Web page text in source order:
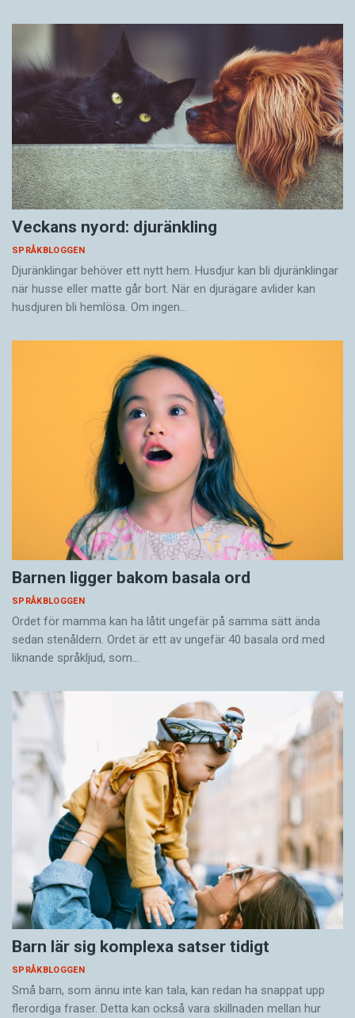
Veckans nyord: djuränkling
SPRÅKBLOGGEN
Djuränklingar behöver ett nytt hem. Husdjur kan bli djuränklingar
när husse eller matte går bort. När en djurägare avlider kan
husdjuren bli hemlösa. Om ingen…
Barnen ligger bakom basala ord
SPRÅKBLOGGEN
Ordet för mamma kan ha låtit ungefär på samma sätt ända
sedan stenåldern. Ordet är ett av ungefär 40 basala ord med
liknande språkljud, som…
Barn lär sig komplexa satser tidigt
SPRÅKBLOGGEN
Små barn, som ännu inte kan tala, kan redan ha snappat upp
flerordiga fraser. Detta kan också vara skillnaden mellan hur